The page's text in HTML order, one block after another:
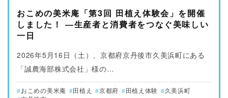
おこめの美米庵「第3回 田植え体験会」を開催
しました！ ―生産者と消費者をつなぐ美味しい
一日
2026年5月16日（土）、京都府京丹後市久美浜町にある
「誠農海部株式会社」様の…
おこめの美米庵 田植え 京都府 田植え体験
久美浜町